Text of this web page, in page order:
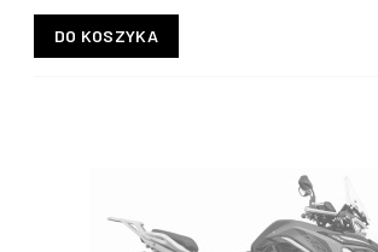
DO KOSZYKA